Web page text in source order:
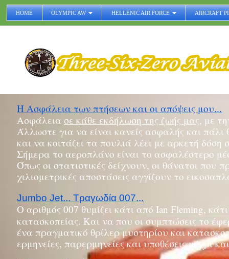
HOME OLYMPIC AW HELLENIC AIR FORCE AIRCRAFT
Η Ασφάλεια των πτήσεων και οι απόψεις μου...
Ασφάλεια σε κάθε εκδήλωση της ζωής μας, με
Άλλωστε για να είναι κανείς ασφαλής και
και να κοιτάζει τα πουλιά λέει με αρκετή
Σήμερα το αεροπλάνο είναι το ασφαλέστερο
Όπως οι στατιστικές δείχνουν, οι θάνατοι που
χιλιομετρικές αποστάσεις αγγίζουν το
Jumbo Jet... Τραγωδία 007...
Ο αριθμός 007 θυμίζει κάτι από Ian Fleming,
κατασκοπείας. Και να που oι συμπτώσεις το
ένα πραγματικό θρίλερ μυστηρίου και
ερμηνείες, παρερμηνείες και υποθέσεις μέχρι